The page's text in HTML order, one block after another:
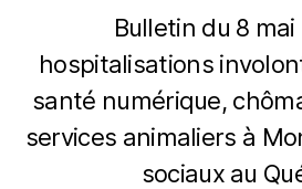
Bulletin du 8
hospitalisations
santé numérique,
services animaliers à
sociaux au